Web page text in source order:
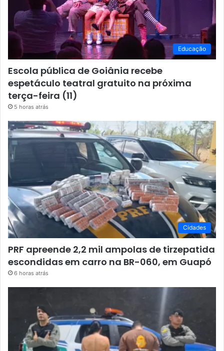
Educação
Escola pública de Goiânia recebe
espetáculo teatral gratuito na próxima
terça-feira (11)
5 horas atrás
Cidades
PRF apreende 2,2 mil ampolas de tirzepatida
escondidas em carro na BR-060, em Guapó
6 horas atrás